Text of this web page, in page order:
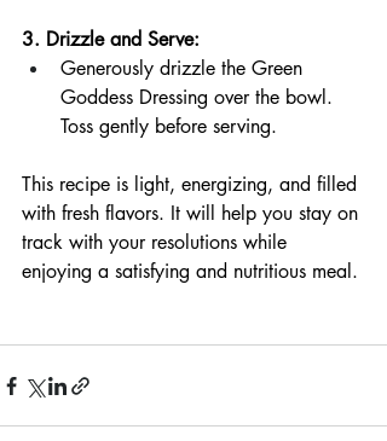
3. Drizzle and Serve:
Generously drizzle the Green
Goddess Dressing over the bowl.
Toss gently before serving.
This recipe is light, energizing, and filled
with fresh flavors. It will help you stay on
track with your resolutions while
enjoying a satisfying and nutritious meal.